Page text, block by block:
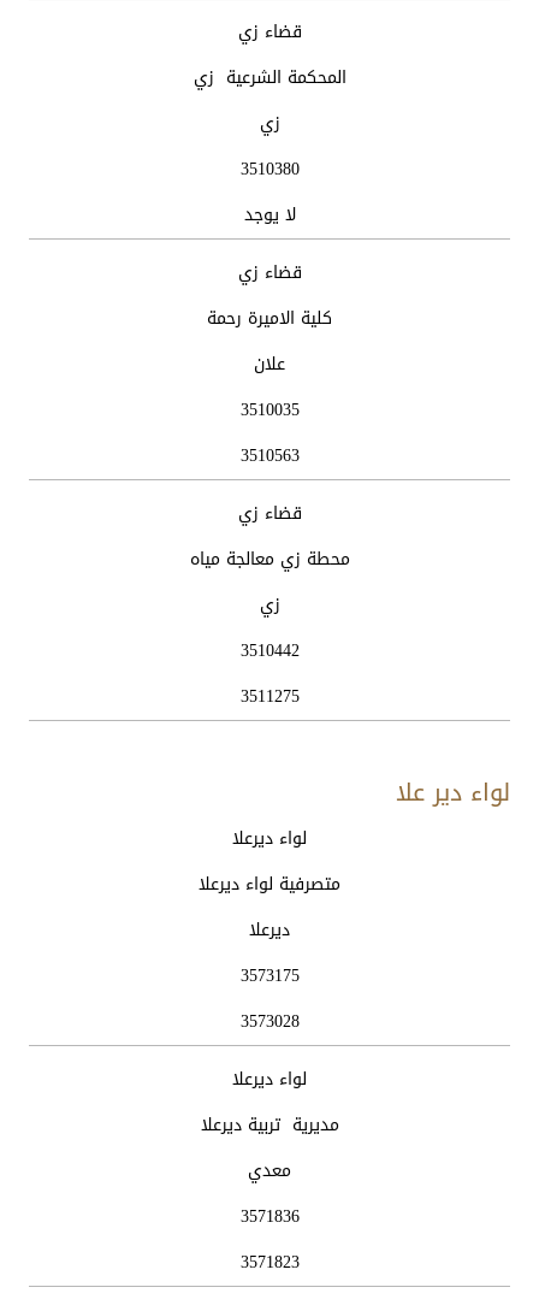
قضاء زي
المحكمة الشرعية زي
زي
3510380
لا يوجد
قضاء زي
كلية الاميرة رحمة
علان
3510035
3510563
قضاء زي
محطة زي معالجة مياه
زي
3510442
3511275
لواء دير علا
فاكس
لواء ديرعلا
متصرفية لواء ديرعلا
ديرعلا
3573175
3573028
لواء ديرعلا
مديرية تربية ديرعلا
معدي
3571836
3571823